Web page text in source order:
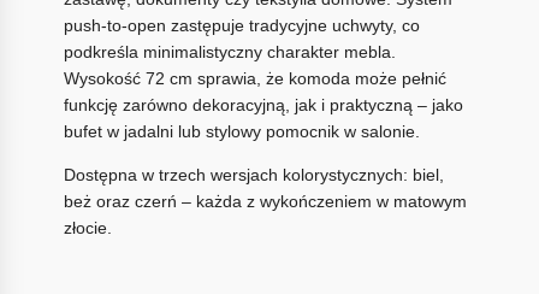
push-to-open zastępuje tradycyjne uchwyty, co
podkreśla minimalistyczny charakter mebla.
Wysokość 72 cm sprawia, że komoda może pełnić
funkcję zarówno dekoracyjną, jak i praktyczną – jako
bufet w jadalni lub stylowy pomocnik w salonie.
Dostępna w trzech wersjach kolorystycznych: biel,
beż oraz czerń – każda z wykończeniem w matowym
złocie.